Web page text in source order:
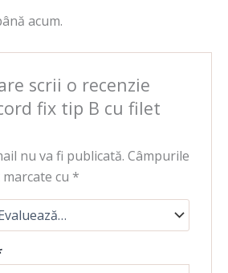
acum.
scrii o recenzie
fix tip B cu filet
nu va fi publicată. Câmpurile
cu *